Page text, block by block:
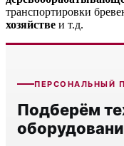
транспортировки
хозяйстве и т.д.
ПЕРСОНАЛЬНЫЙ
Подберём